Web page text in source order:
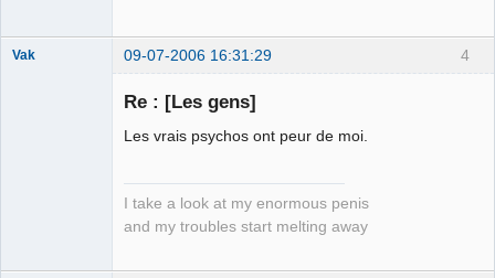
4
Vak 09-07-2006 16:31:29
Re : [Les gens]
Les vrais psychos ont peur de moi.
I take a look at my enormous penis
and my troubles start melting away